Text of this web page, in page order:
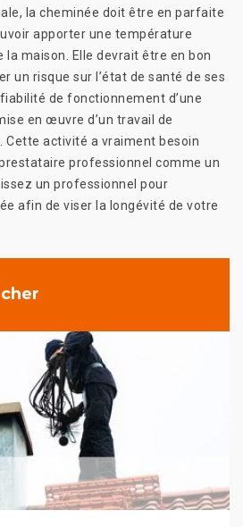
la cheminée doit être en parfaite
apporter une température
la maison. Elle devrait être en bon
un risque sur l’état de santé de ses
de fonctionnement d’une
en œuvre d’un travail de
Cette activité a vraiment besoin
professionnel comme un
un professionnel pour
afin de viser la longévité de votre